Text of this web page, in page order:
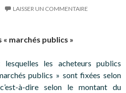
LAISSER UN COMMENTAIRE
marchés publics »
les acheteurs publics
publics » sont fixées selon
à-dire selon le montant du